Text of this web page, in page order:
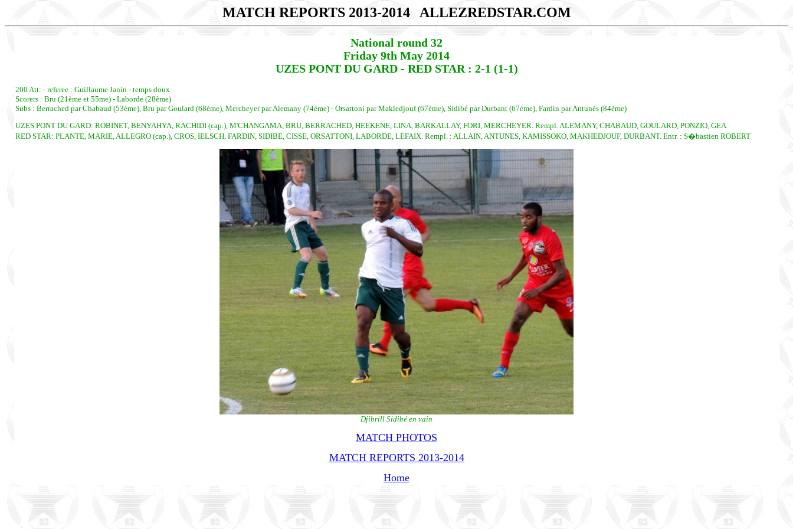
MATCH REPORTS 2013-2014 ALLEZREDSTAR.COM
National round 32
Friday 9th May 2014
UZES PONT DU GARD - RED STAR : 2-1 (1-1)
200 Att: - referee : Guillaume Janin - temps doux
Scorers : Bru (21ème et 55me) - Laborde (28ème)
Subs : Berrached par Chabaud (53ème), Bru par Goulard (68ème), Mercheyer par Alemany (74ème) - Orsattoni par Makledjouf (67ème), Sidibé par Durbant (67ème), Fardin par Antunès (84ème)
UZES PONT DU GARD: ROBINET, BENYAHYA, RACHIDI (cap.), M'CHANGAMA, BRU, BERRACHED, HEEKENE, LINA, BARKALLAY, FORI, MERCHEYER. Rempl. ALEMANY, CHABAUD, GOULARD, PONZIO, GEA
RED STAR: PLANTE, MARIE, ALLEGRO (cap.), CROS, IELSCH, FARDIN, SIDIBE, CISSE, ORSATTONI, LABORDE, LEFAIX. Rempl. : ALLAIN, ANTUNES, KAMISSOKO, MAKHEDJOUF, DURBANT. Entr. : S�bastien ROBERT
Djibrill Sidibé en vain
MATCH PHOTOS
MATCH REPORTS 2013-2014
Home